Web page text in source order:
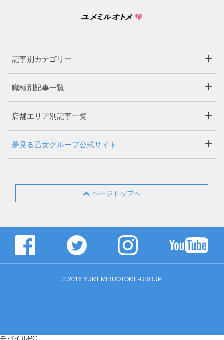
記事別カテゴリー
職種別記事一覧
店舗エリア別記事一覧
夢見る乙女グループ公式サイト
ページトップへ
© 2016 YUMEMIRUOTOME-GROUP.